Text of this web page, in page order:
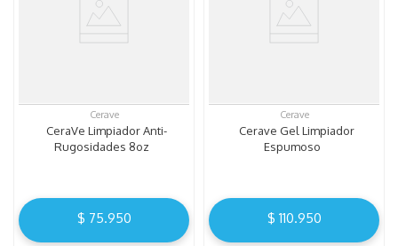
Cerave
CeraVe Limpiador Anti-
Rugosidades 8oz
$ 75.950
Cerave
Cerave Gel Limpiador
Espumoso
$ 110.950